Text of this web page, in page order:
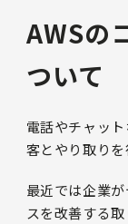
AWSの
ついて
電話やチャッ
客とやり取りを
最近では企業
スを改善する